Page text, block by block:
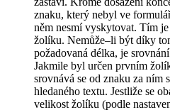
znaku, který nebyl ve
něm nesmí vyskytovat. Tím
žolíku. Nemůže–li být díky
požadovaná délka, je
Jakmile byl určen prvním
srovnává se od znaku za ním
hledaného textu. Jestliže se
velikost žolíku (podle